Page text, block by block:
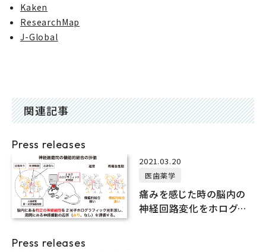
Kaken
ResearchMap
J-Global
関連記事
Press releases
2021.03.20
医歯薬学
痛みを感じた時の脳内の
神経回路変化をホログラ
Press releases